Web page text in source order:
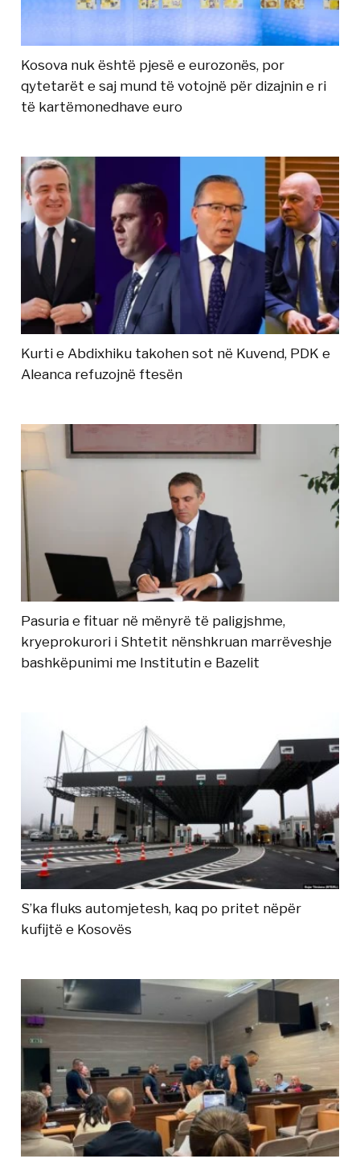
Kosova nuk është pjesë e eurozonës, por
qytetarët e saj mund të votojnë për dizajnin e ri
të kartëmonedhave euro
Kurti e Abdixhiku takohen sot në Kuvend, PDK e
Aleanca refuzojnë ftesën
Pasuria e fituar në mënyrë të paligjshme,
kryeprokurori i Shtetit nënshkruan marrëveshje
bashkëpunimi me Institutin e Bazelit
S’ka fluks automjetesh, kaq po pritet nëpër
kufijtë e Kosovës